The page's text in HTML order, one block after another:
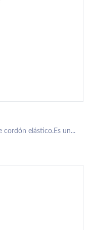
cordón elástico.Es un...